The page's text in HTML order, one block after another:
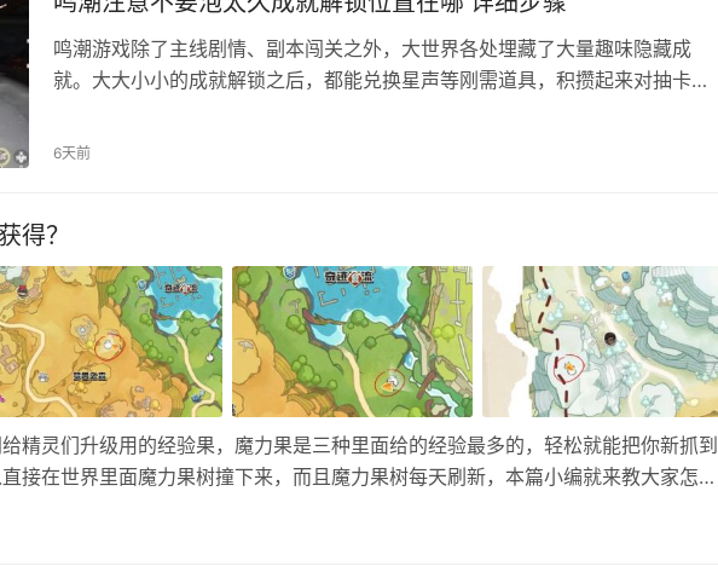
鸣潮游戏除了主线剧情、副本闯关之外，大世界各处埋藏了大量趣味隐藏成
就。大大小小的成就解锁之后，都能兑换星声等刚需道具，积攒起来对抽卡、
泉彩蛋成就上，既找不到具体触发地点，也不清楚解锁规则。下面就来为大家
6天前
得？
精灵们升级用的经验果，魔力果是三种里面给的经验最多的，轻松就能把你新抓到
接在世界里面魔力果树撞下来，而且魔力果树每天刷新，本篇小编就来教大家怎么
面大图和小图都有…